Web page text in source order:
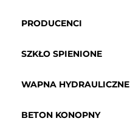
PRODUCENCI
SZKŁO SPIENIONE
WAPNA HYDRAULICZNE
BETON KONOPNY